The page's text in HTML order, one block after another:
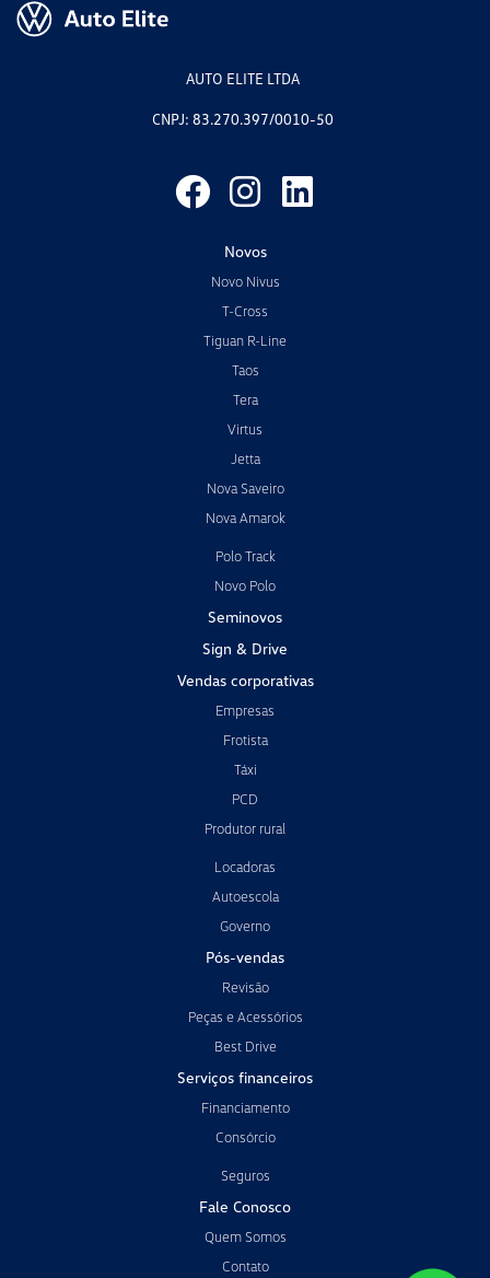
AUTO ELITE LTDA
CNPJ: 83.270.397/0010-50
Novos
Novo Nivus
T-Cross
Tiguan R-Line
Taos
Tera
Virtus
Jetta
Nova Saveiro
Nova Amarok
Polo Track
Novo Polo
Seminovos
Sign & Drive
Vendas corporativas
Empresas
Frotista
Táxi
PCD
Produtor rural
Locadoras
Autoescola
Governo
Pós-vendas
Revisão
Peças e Acessórios
Best Drive
Serviços financeiros
Financiamento
Consórcio
Seguros
Fale Conosco
Quem Somos
Contato